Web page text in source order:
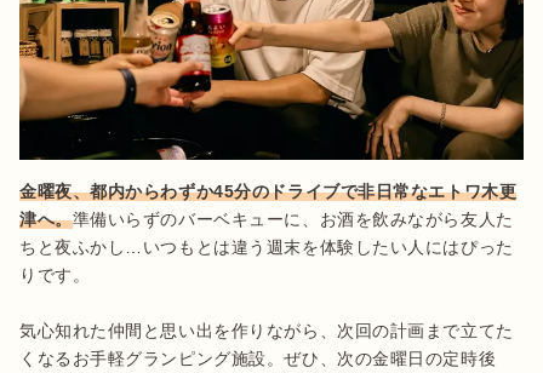
金曜夜、都内からわずか45分のドライブで非日常なエトワ木更
津へ。準備いらずのバーベキューに、お酒を飲みながら友人た
ちと夜ふかし…いつもとは違う週末を体験したい人にはぴった
りです。
気心知れた仲間と思い出を作りながら、次回の計画まで立てた
くなるお手軽グランピング施設。ぜひ、次の金曜日の定時後